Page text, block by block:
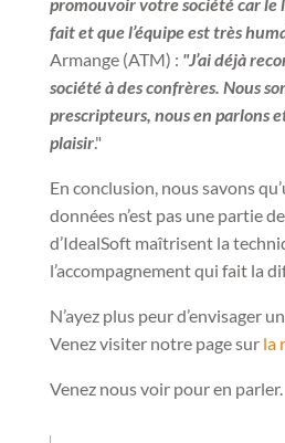
fait et que l’équipe est très
Armange (ATM) : "J’ai déjà
société à des confrères. Nous
prescripteurs, nous en parlons
plaisir."
En conclusion, nous savons
données n’est pas une partie
d’IdealSoft maîtrisent la
l’accompagnement qui fait la
N’ayez plus peur d’envisager
Venez visiter notre page sur la
Venez nous voir pour en parler.